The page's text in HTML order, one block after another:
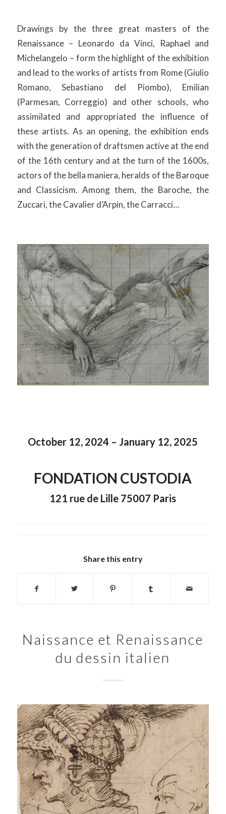
Drawings by the three great masters of the
Renaissance – Leonardo da Vinci, Raphael and
Michelangelo – form the highlight of the exhibition
and lead to the works of artists from Rome (Giulio
Romano, Sebastiano del Piombo), Emilian
(Parmesan, Correggio) and other schools, who
assimilated and appropriated the influence of
these artists. As an opening, the exhibition ends
with the generation of draftsmen active at the end
of the 16th century and at the turn of the 1600s,
actors of the bella maniera, heralds of the Baroque
and Classicism. Among them, the Baroche, the
Zuccari, the Cavalier d’Arpin, the Carracci…
October 12, 2024 – January 12, 2025
FONDATION CUSTODIA
121 rue de Lille 75007 Paris
Share this entry
Naissance et Renaissance
du dessin italien